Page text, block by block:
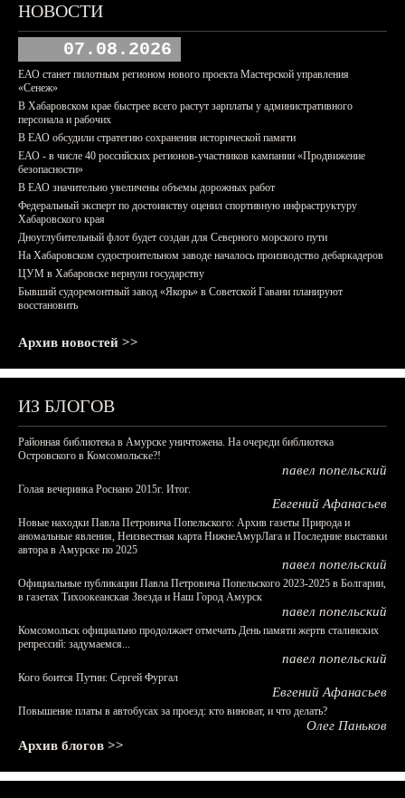
НОВОСТИ
07.08.2026
ЕАО станет пилотным регионом нового проекта Мастерской управления
«Сенеж»
В Хабаровском крае быстрее всего растут зарплаты у административного
персонала и рабочих
В ЕАО обсудили стратегию сохранения исторической памяти
ЕАО - в числе 40 российских регионов-участников кампании «Продвижение
безопасности»
В ЕАО значительно увеличены объемы дорожных работ
Федеральный эксперт по достоинству оценил спортивную инфраструктуру
Хабаровского края
Дноуглубительный флот будет создан для Северного морского пути
На Хабаровском судостроительном заводе началось производство дебаркадеров
ЦУМ в Хабаровске вернули государству
Бывший судоремонтный завод «Якорь» в Советской Гавани планируют
восстановить
Архив новостей >>
ИЗ БЛОГОВ
Районная библиотека в Амурске уничтожена. На очереди библиотека
Островского в Комсомольске?!
павел попельский
Голая вечеринка Роснано 2015г. Итог.
Евгений Афанасьев
Новые находки Павла Петровича Попельского: Архив газеты Природа и
аномальные явления, Неизвестная карта НижнеАмурЛага и Последние выставки
автора в Амурске по 2025
павел попельский
Официальные публикации Павла Петровича Попельского 2023-2025 в Болгарии,
в газетах Тихоокеанская Звезда и Наш Город Амурск
павел попельский
Комсомольск официально продолжает отмечать День памяти жертв сталинских
репрессий: задумаемся...
павел попельский
Кого боится Путин: Сергей Фургал
Евгений Афанасьев
Повышение платы в автобусах за проезд: кто виноват, и что делать?
Олег Паньков
Архив блогов >>